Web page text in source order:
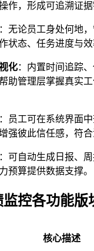
作，形成可追溯证据
：无论员工身处何地
状态、任务进度与效
化：内置时间追踪
助管理层掌握真实
：员工可在系统界面
强彼此信任感，符合
：可自动生成日报、
预算提供数据支撑。
控各功能版
核心描述